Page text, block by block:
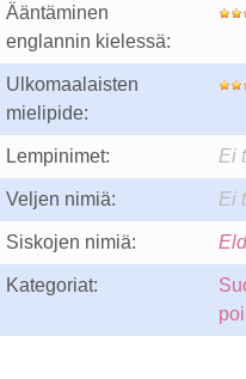
Ääntäminen
englannin kielessä:
Ulkomaalaisten
mielipide:
Lempinimet: Ei
Veljen nimiä: Ei
Siskojen nimiä:
Kategoriat: